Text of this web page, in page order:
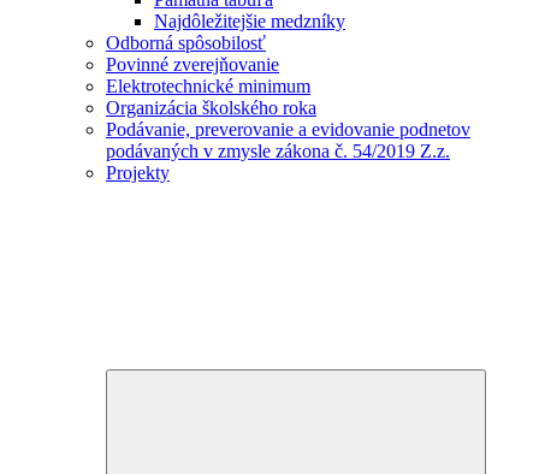
Najdôležitejšie medzníky
Odborná spôsobilosť
Povinné zverejňovanie
Elektrotechnické minimum
Organizácia školského roka
Podávanie, preverovanie a evidovanie podnetov
podávaných v zmysle zákona č. 54/2019 Z.z.
Projekty